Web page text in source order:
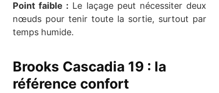
Point faible : Le laçage peut nécessiter deux
nœuds pour tenir toute la sortie, surtout par
temps humide.
Brooks Cascadia 19 : la
référence confort